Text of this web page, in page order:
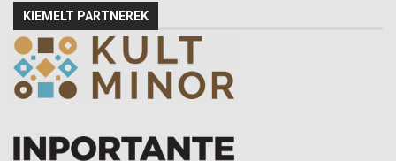
KIEMELT PARTNEREK